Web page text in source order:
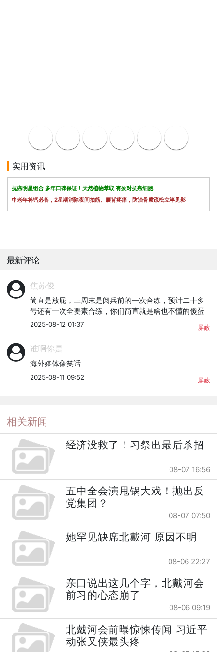
实用资讯
抗癌明星组合 多年口碑保证！天然植物萃取 有效对抗癌细胞
中老年补钙必备，2星期消除夜间抽筋、腰背疼痛，防治骨质疏松立竿见影
最新评论
焦苏俊
简直是放屁，上周末是阅兵前的一次合练，预计二十多
号还有一次全要素合练，你们简直就是啥也不懂的傻蛋
2025-08-12 01:37 屏蔽
谁啊你是
海外媒体像笑话
2025-08-11 09:52 屏蔽
相关新闻
经济没救了！习祭出最后杀招
08-07 16:56
五中全会演甩锅大戏！抛出反
党集团？
08-07 07:50
她罕见缺席北戴河 原因不明
08-06 22:27
亲口说出这几个字，北戴河会
前习的心态崩了
08-06 09:19
北戴河会前曝惊悚传闻 习近平
动张又侠最头疼